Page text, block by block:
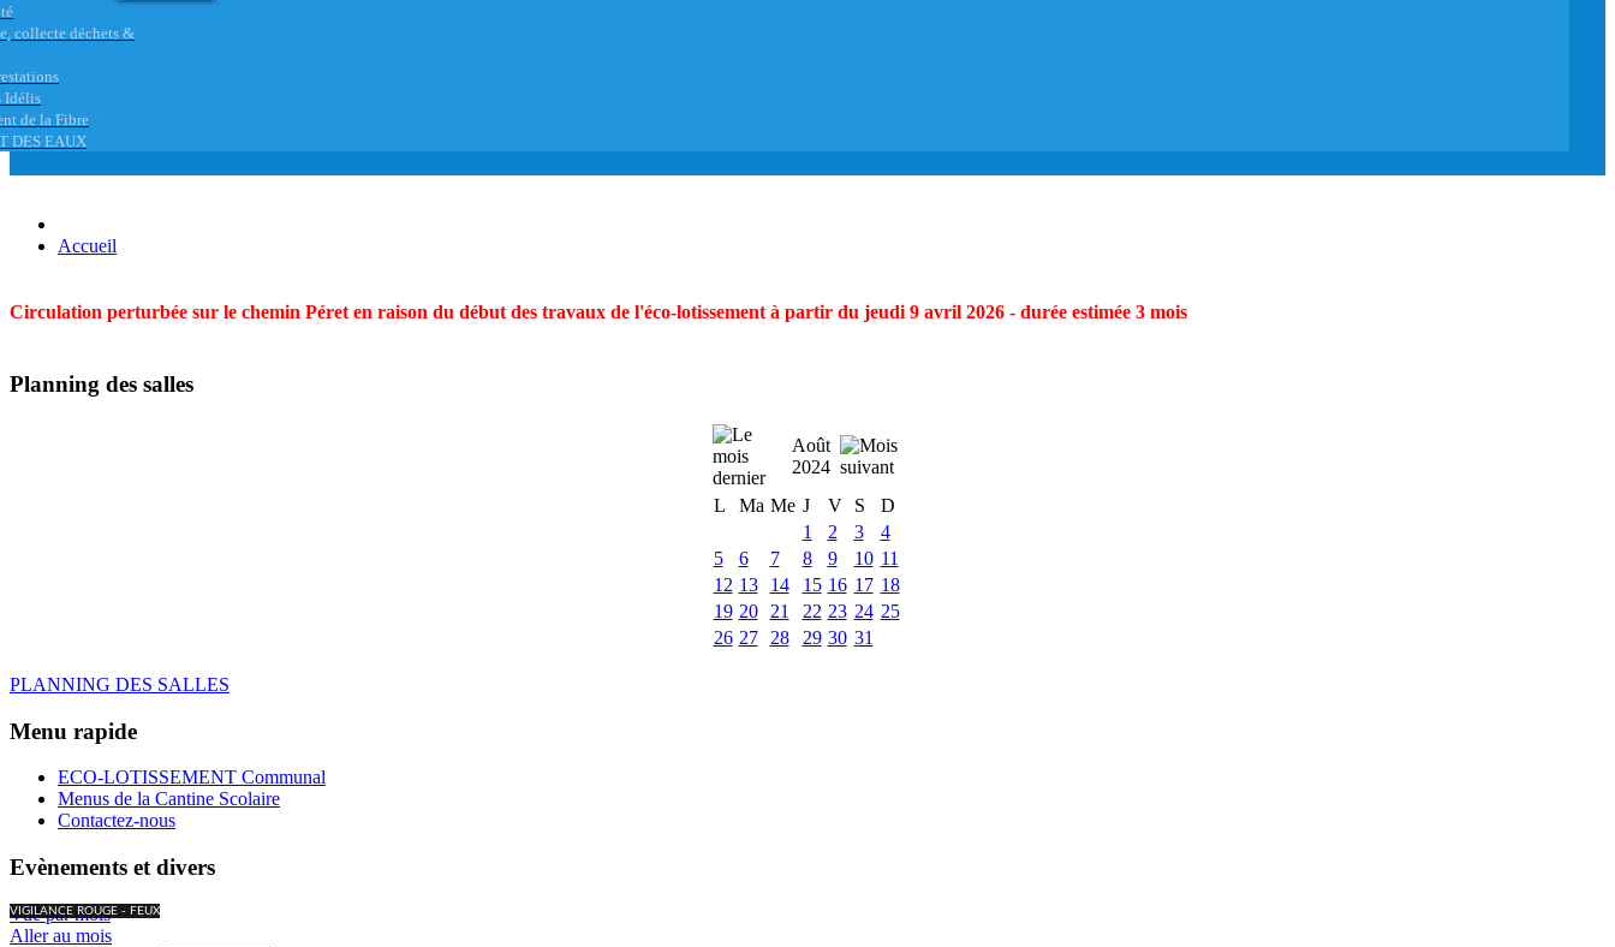
collecte déchets &
Idélis
de la Fibre
DES EAUX
Accueil
Circulation perturbée sur le chemin Péret en raison du début des travaux de l'éco-lotissement à partir du jeudi 9 avril 2026 - durée estimée 3 mois
Planning des salles
Août
2024
L
Ma Me J V S
D
1
2 3
4
5
6 7 8 9 10 11
12 13 14 15 16 17 18
19 20 21 22 23 24 25
26 27 28 29 30 31
PLANNING DES SALLES
Menu rapide
ECO-LOTISSEMENT Communal
Menus de la Cantine Scolaire
Contactez-nous
Evènements et divers
VIGILANCE ROUGE - FEUX
Vue par mois
Aller au mois